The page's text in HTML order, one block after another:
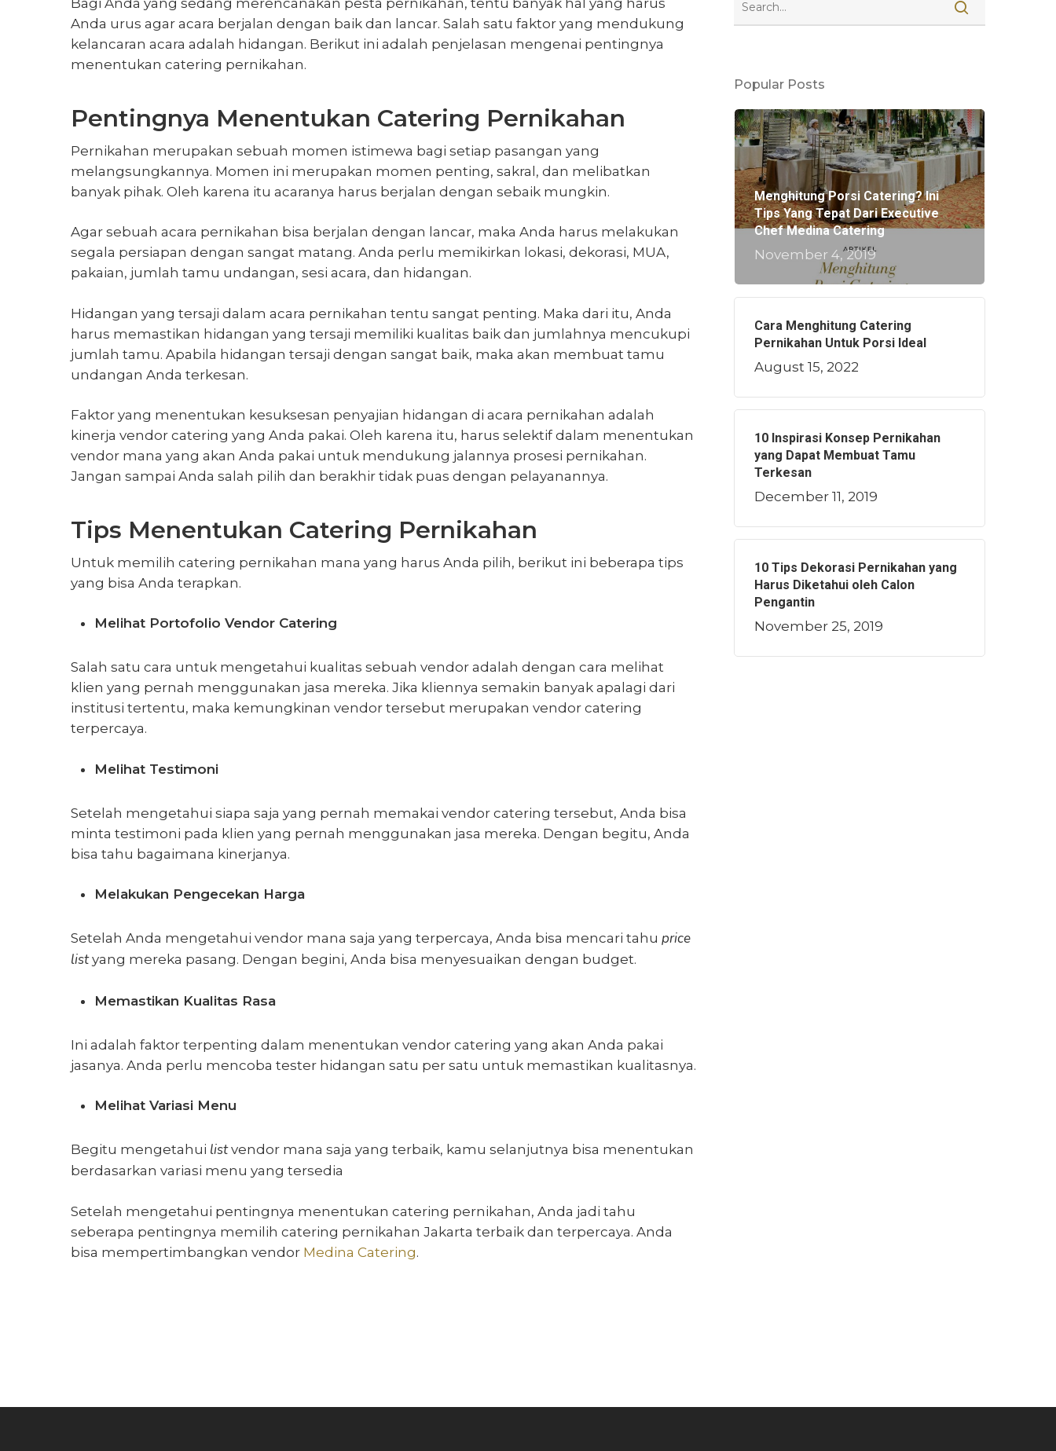
Bagi Anda yang sedang merencanakan pesta pernikahan, tentu banyak hal yang harus
Anda urus agar acara berjalan dengan baik dan lancar. Salah satu faktor yang mendukung
kelancaran acara adalah hidangan. Berikut ini adalah penjelasan mengenai pentingnya
menentukan catering pernikahan.
Pentingnya Menentukan Catering Pernikahan
Pernikahan merupakan sebuah momen istimewa bagi setiap pasangan yang
melangsungkannya. Momen ini merupakan momen penting, sakral, dan melibatkan
banyak pihak. Oleh karena itu acaranya harus berjalan dengan sebaik mungkin.
Agar sebuah acara pernikahan bisa berjalan dengan lancar, maka Anda harus melakukan
segala persiapan dengan sangat matang. Anda perlu memikirkan lokasi, dekorasi, MUA,
pakaian, jumlah tamu undangan, sesi acara, dan hidangan.
Hidangan yang tersaji dalam acara pernikahan tentu sangat penting. Maka dari itu, Anda
harus memastikan hidangan yang tersaji memiliki kualitas baik dan jumlahnya mencukupi
jumlah tamu. Apabila hidangan tersaji dengan sangat baik, maka akan membuat tamu
undangan Anda terkesan.
Faktor yang menentukan kesuksesan penyajian hidangan di acara pernikahan adalah
kinerja vendor catering yang Anda pakai. Oleh karena itu, harus selektif dalam menentukan
vendor mana yang akan Anda pakai untuk mendukung jalannya prosesi pernikahan.
Jangan sampai Anda salah pilih dan berakhir tidak puas dengan pelayanannya.
Tips Menentukan Catering Pernikahan
Untuk memilih catering pernikahan mana yang harus Anda pilih, berikut ini beberapa tips
yang bisa Anda terapkan.
Melihat Portofolio Vendor Catering
Salah satu cara untuk mengetahui kualitas sebuah vendor adalah dengan cara melihat
klien yang pernah menggunakan jasa mereka. Jika kliennya semakin banyak apalagi dari
institusi tertentu, maka kemungkinan vendor tersebut merupakan vendor catering
terpercaya.
Melihat Testimoni
Setelah mengetahui siapa saja yang pernah memakai vendor catering tersebut, Anda bisa
minta testimoni pada klien yang pernah menggunakan jasa mereka. Dengan begitu, Anda
bisa tahu bagaimana kinerjanya.
Melakukan Pengecekan Harga
Setelah Anda mengetahui vendor mana saja yang terpercaya, Anda bisa mencari tahu price
listyang mereka pasang. Dengan begini, Anda bisa menyesuaikan dengan budget.
Memastikan Kualitas Rasa
Ini adalah faktor terpenting dalam menentukan vendor catering yang akan Anda pakai
jasanya. Anda perlu mencoba tester hidangan satu per satu untuk memastikan kualitasnya.
Melihat Variasi Menu
Begitu mengetahui listvendor mana saja yang terbaik, kamu selanjutnya bisa menentukan
berdasarkan variasi menu yang tersedia
Setelah mengetahui pentingnya menentukan catering pernikahan, Anda jadi tahu
seberapa pentingnya memilih catering pernikahan Jakarta terbaik dan terpercaya. Anda
bisa mempertimbangkan vendor Medina Catering.
Popular Posts
Menghitung Porsi Catering? Ini
Tips Yang Tepat Dari Executive
Chef Medina Catering
November 4, 2019
Cara Menghitung Catering
Pernikahan Untuk Porsi Ideal
August 15, 2022
10 Inspirasi Konsep Pernikahan
yang Dapat Membuat Tamu
Terkesan
December 11, 2019
10 Tips Dekorasi Pernikahan yang
Harus Diketahui oleh Calon
Pengantin
November 25, 2019